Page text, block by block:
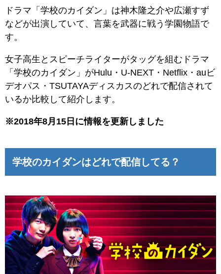
ドラマ「学校のカイダン」は神木隆之介や広瀬すず
などが出演していて、言葉を武器に戦う学園物語で
す。
女子高生とスピーチライターがタッグを組むドラマ
「学校のカイダン」がHulu・U-NEXT・Netflix・auビ
デオパス・TSUTAYAディスカスのどれで配信されて
いるか比較して紹介します。
※2018年8月15日に情報を更新しました
学校のカイダンはどれで配信してる？